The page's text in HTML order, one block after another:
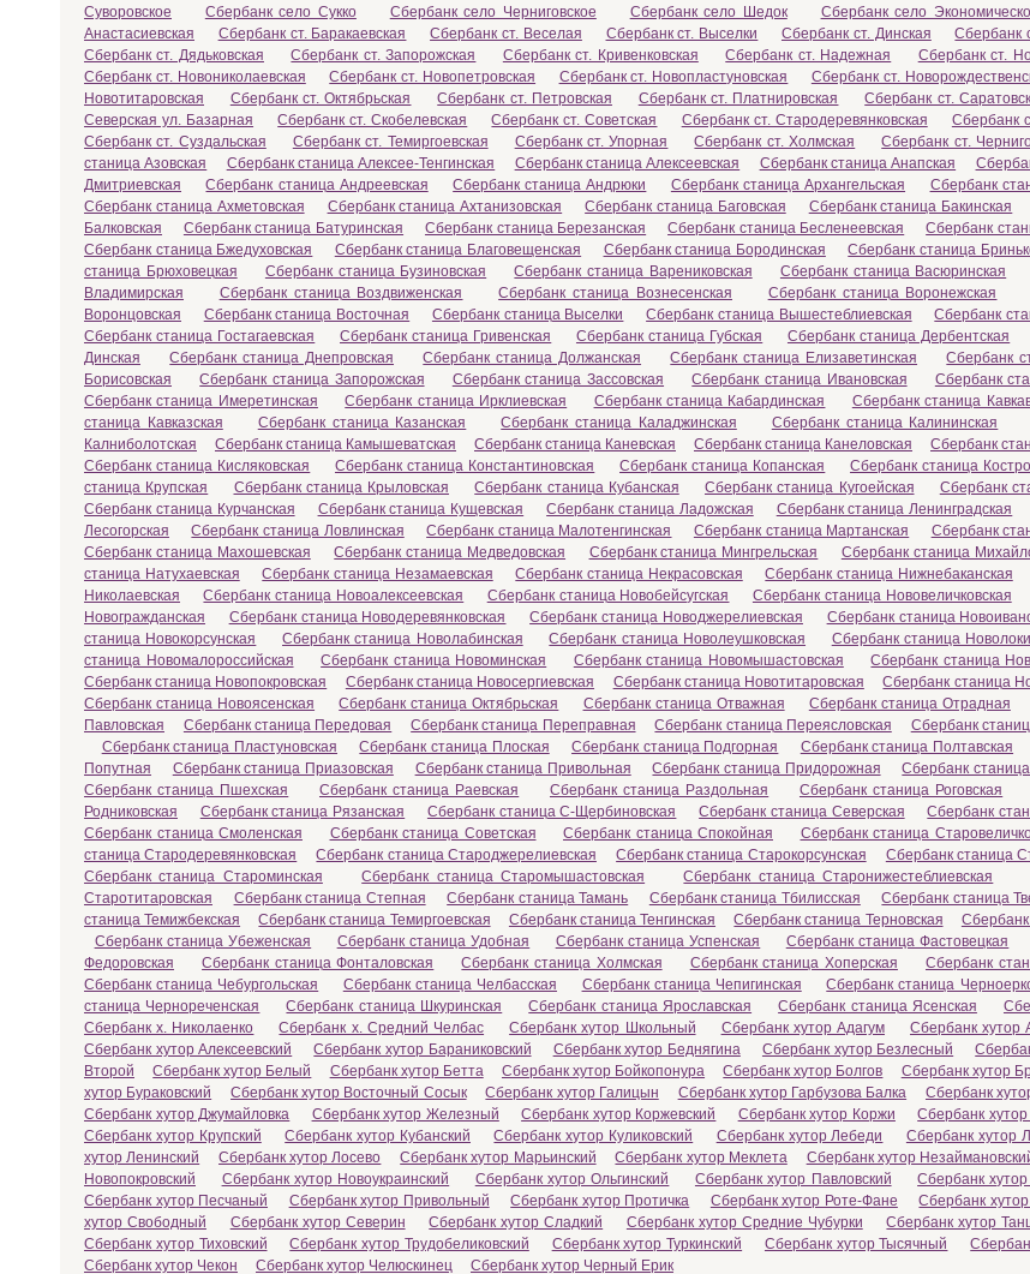
Суворовское
Сбербанк село Сукко Сбербанк село Черниговское Сбербанк село Шедок Сбербанк село
Анастасиевская
Сбербанк ст. Баракаевская Сбербанк ст. Веселая Сбербанк ст. Выселки Сбербанк ст. Динская
Сбербанк
Сбербанк ст. Дядьковская
Сбербанк ст. Запорожская Сбербанк ст. Кривенковская Сбербанк ст. Надежная
Сбербанк ст.
Сбербанк ст. Новониколаевская
Сбербанк ст. Новопетровская Сбербанк ст. Новопластуновская Сбербанк ст.
Новотитаровская
Сбербанк ст. Октябрьская Сбербанк ст. Петровская Сбербанк ст. Платнировская Сбербанк ст.
Северская ул. Базарная
Сбербанк ст. Скобелевская Сбербанк ст. Советская Сбербанк ст. Стародеревянковская
Сбербанк
Сбербанк ст. Суздальская
Сбербанк ст. Темиргоевская Сбербанк ст. Упорная Сбербанк ст. Холмская Сбербанк ст.
станица Азовская
Сбербанк станица Алексее-Тенгинская Сбербанк станица Алексеевская Сбербанк станица Анапская
Дмитриевская
Сбербанк станица Андреевская Сбербанк станица Андрюки Сбербанк станица Архангельская
Сбербанк
Сбербанк станица Ахметовская
Сбербанк станица Ахтанизовская Сбербанк станица Баговская Сбербанк станица Бакинская
Балковская
Сбербанк станица Батуринская Сбербанк станица Березанская Сбербанк станица Бесленеевская
Сбербанк
Сбербанк станица Бжедуховская
Сбербанк станица Благовещенская Сбербанк станица Бородинская Сбербанк станица
станица Брюховецкая
Сбербанк станица Бузиновская Сбербанк станица Варениковская Сбербанк станица Васюринская
Владимирская
Сбербанк станица Воздвиженская Сбербанк станица Вознесенская Сбербанк станица Воронежская
Воронцовская
Сбербанк станица Восточная Сбербанк станица Выселки Сбербанк станица Вышестеблиевская
Сбербанк
Сбербанк станица Гостагаевская
Сбербанк станица Гривенская Сбербанк станица Губская Сбербанк станица Дербентская
Динская
Сбербанк станица Днепровская Сбербанк станица Должанская Сбербанк станица Елизаветинская
Сбербанк
Борисовская
Сбербанк станица Запорожская Сбербанк станица Зассовская Сбербанк станица Ивановская
Сбербанк
Сбербанк станица Имеретинская
Сбербанк станица Ирклиевская Сбербанк станица Кабардинская Сбербанк станица
станица Кавказская
Сбербанк станица Казанская Сбербанк станица Каладжинская Сбербанк станица Калининская
Калниболотская
Сбербанк станица Камышеватская Сбербанк станица Каневская Сбербанк станица Канеловская
Сбербанк
Сбербанк станица Кисляковская
Сбербанк станица Константиновская Сбербанк станица Копанская Сбербанк станица
станица Крупская
Сбербанк станица Крыловская Сбербанк станица Кубанская Сбербанк станица Кугоейская
Сбербанк
Сбербанк станица Курчанская
Сбербанк станица Кущевская Сбербанк станица Ладожская Сбербанк станица Ленинградская
Лесогорская
Сбербанк станица Ловлинская Сбербанк станица Малотенгинская Сбербанк станица Мартанская
Сбербанк
Сбербанк станица Махошевская
Сбербанк станица Медведовская Сбербанк станица Мингрельская Сбербанк станица
станица Натухаевская
Сбербанк станица Незамаевская Сбербанк станица Некрасовская Сбербанк станица Нижнебаканская
Николаевская
Сбербанк станица Новоалексеевская Сбербанк станица Новобейсугская Сбербанк станица Нововеличковская
Новогражданская
Сбербанк станица Новодеревянковская Сбербанк станица Новоджерелиевская Сбербанк станица
станица Новокорсунская
Сбербанк станица Новолабинская Сбербанк станица Новолеушковская Сбербанк станица
станица Новомалороссийская
Сбербанк станица Новоминская Сбербанк станица Новомышастовская
Сбербанк станица
Сбербанк станица Новопокровская
Сбербанк станица Новосергиевская Сбербанк станица Новотитаровская
Сбербанк станица
Сбербанк станица Новоясенская
Сбербанк станица Октябрьская Сбербанк станица Отважная Сбербанк станица Отрадная
Павловская
Сбербанк станица Передовая Сбербанк станица Переправная Сбербанк станица Переясловская
Сбербанк
Сбербанк станица Пластуновская
Сбербанк станица Плоская Сбербанк станица Подгорная Сбербанк станица Полтавская
Попутная
Сбербанк станица Приазовская Сбербанк станица Привольная Сбербанк станица Придорожная
Сбербанк
Сбербанк станица Пшехская
Сбербанк станица Раевская Сбербанк станица Раздольная Сбербанк станица Роговская
Родниковская
Сбербанк станица Рязанская Сбербанк станица С-Щербиновская Сбербанк станица Северская
Сбербанк
Сбербанк станица Смоленская
Сбербанк станица Советская Сбербанк станица Спокойная Сбербанк станица
станица Стародеревянковская
Сбербанк станица Староджерелиевская Сбербанк станица Старокорсунская
Сбербанк станица
Сбербанк станица Староминская
Сбербанк станица Старомышастовская Сбербанк станица Старонижестеблиевская
Старотитаровская
Сбербанк станица Степная Сбербанк станица Тамань Сбербанк станица Тбилисская Сбербанк станица
станица Темижбекская
Сбербанк станица Темиргоевская Сбербанк станица Тенгинская Сбербанк станица Терновская
Сбербанк
Сбербанк станица Убеженская
Сбербанк станица Удобная Сбербанк станица Успенская Сбербанк станица Фастовецкая
Федоровская
Сбербанк станица Фонталовская Сбербанк станица Холмская Сбербанк станица Хоперская
Сбербанк
Сбербанк станица Чебургольская
Сбербанк станица Челбасская Сбербанк станица Чепигинская Сбербанк станица
станица Чернореченская
Сбербанк станица Шкуринская Сбербанк станица Ярославская Сбербанк станица Ясенская
Сбербанк х. Николаенко
Сбербанк х. Средний Челбас Сбербанк хутор Школьный Сбербанк хутор Адагум
Сбербанк хутор
Сбербанк хутор Алексеевский
Сбербанк хутор Бараниковский Сбербанк хутор Беднягина Сбербанк хутор Безлесный
Второй
Сбербанк хутор Белый Сбербанк хутор Бетта Сбербанк хутор Бойкопонура Сбербанк хутор Болгов Сбербанк хутор
хутор Бураковский
Сбербанк хутор Восточный Сосык Сбербанк хутор Галицын Сбербанк хутор Гарбузова Балка
Сбербанк
Сбербанк хутор Джумайловка
Сбербанк хутор Железный Сбербанк хутор Коржевский Сбербанк хутор Коржи
Сбербанк
Сбербанк хутор Крупский
Сбербанк хутор Кубанский Сбербанк хутор Куликовский Сбербанк хутор Лебеди Сбербанк хутор
хутор Ленинский
Сбербанк хутор Лосево Сбербанк хутор Марьинский Сбербанк хутор Меклета Сбербанк хутор
Новопокровский
Сбербанк хутор Новоукраинский Сбербанк хутор Ольгинский Сбербанк хутор Павловский
Сбербанк
Сбербанк хутор Песчаный
Сбербанк хутор Привольный Сбербанк хутор Протичка Сбербанк хутор Роте-Фане Сбербанк
хутор Свободный
Сбербанк хутор Северин Сбербанк хутор Сладкий Сбербанк хутор Средние Чубурки
Сбербанк хутор
Сбербанк хутор Тиховский
Сбербанк хутор Трудобеликовский Сбербанк хутор Туркинский Сбербанк хутор Тысячный
Сбербанк хутор Чекон
Сбербанк хутор Челюскинец Сбербанк хутор Черный Ерик